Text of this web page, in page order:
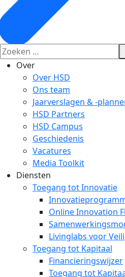
Over
Over HSD
Ons team
Jaarverslagen & -
HSD Partners
HSD Campus
Geschiedenis
Vacatures
Media Toolkit
Diensten
Toegang tot Innovatie
Online Innovation
Livinglabs voor
Toegang tot Kapitaal
Financieringswijzer
Toegang tot